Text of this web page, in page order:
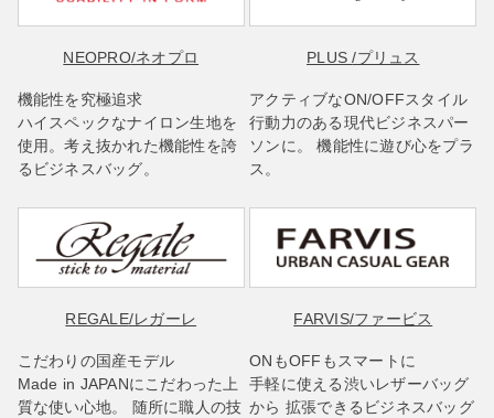
NEOPRO/ネオプロ
機能性を究極追求
ハイスペックなナイロン生地を
使用。考え抜かれた機能性を誇
るビジネスバッグ。
PLUS/プリュス
アクティブなON/OFFスタイル
行動力のある現代ビジネスパー
ソンに。 機能性に遊び心をプラ
ス。
REGALE/レガーレ
こだわりの国産モデル
Made in JAPANにこだわった上
質な使い心地。 随所に職人の技
FARVIS/ファービス
ONもOFFもスマートに
手軽に使える渋いレザーバッグ
から 拡張できるビジネスバッグ